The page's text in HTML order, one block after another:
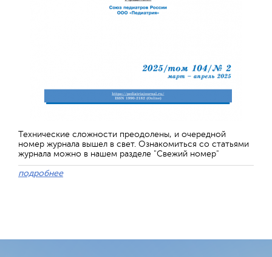
Технические сложности преодолены, и очередной
номер журнала вышел в свет. Ознакомиться со статьями
журнала можно в нашем разделе "Свежий номер"
подробнее